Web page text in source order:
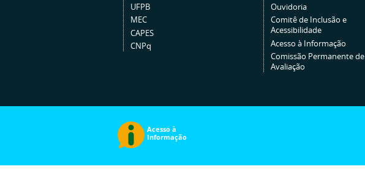
UFPB
MEC
CAPES
CNPq
Ouvidoria
Comitê de Inclusão e
Acessibilidade
Acesso à Informação
Comissão Permanente de
Avaliação